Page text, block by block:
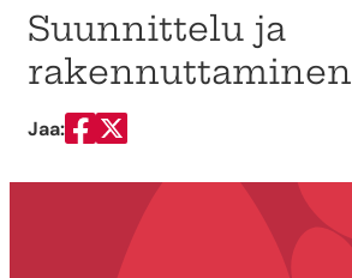
Suunnittelu ja
rakennuttaminen
Jaa:
Jaa Facebookissa
Jaa Twitterissä